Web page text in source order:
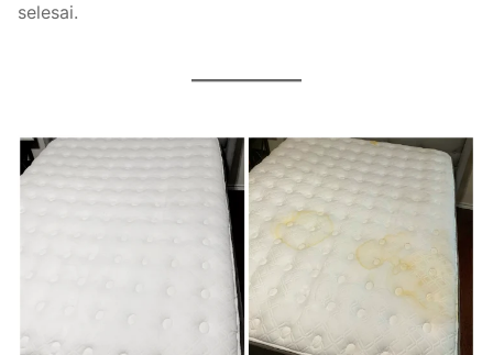
selesai.